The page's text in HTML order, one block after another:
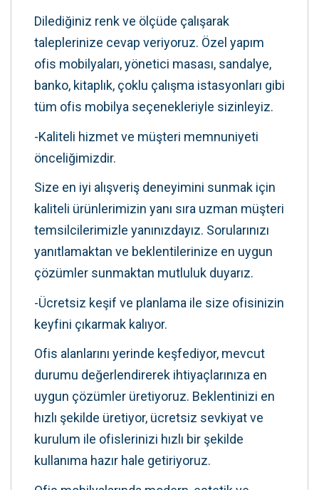
Dilediğiniz renk ve ölçüde çalışarak
taleplerinize cevap veriyoruz. Özel yapım
ofis mobilyaları, yönetici masası, sandalye,
banko, kitaplık, çoklu çalışma istasyonları gibi
tüm ofis mobilya seçenekleriyle sizinleyiz.
-Kaliteli hizmet ve müşteri memnuniyeti
önceliğimizdir.
Size en iyi alışveriş deneyimini sunmak için
kaliteli ürünlerimizin yanı sıra uzman müşteri
temsilcilerimizle yanınızdayız. Sorularınızı
yanıtlamaktan ve beklentilerinize en uygun
çözümler sunmaktan mutluluk duyarız.
-Ücretsiz keşif ve planlama ile size ofisinizin
keyfini çıkarmak kalıyor.
Ofis alanlarını yerinde keşfediyor, mevcut
durumu değerlendirerek ihtiyaçlarınıza en
uygun çözümler üretiyoruz. Beklentinizi en
hızlı şekilde üretiyor, ücretsiz sevkiyat ve
kurulum ile ofislerinizi hızlı bir şekilde
kullanıma hazır hale getiriyoruz.